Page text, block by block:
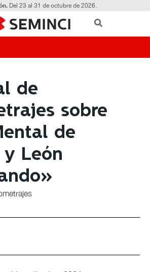
Del 23 al 31 de octubre de 2026.
de
sobre
de
León